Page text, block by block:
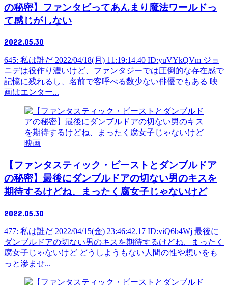
の秘密】ファンタビってあんまり魔法ワールドっ
て感じがしない
2022.05.30
645: 私は誰だ 2022/04/18(月) 11:19:14.40 ID:yuVYkQVm ジョ
ニデは役作り濃いけど、ファンタジーでは圧倒的な存在感で
記憶に残れるし、名前で客呼べる数少ない俳優でもある 映
画はエンター...
映画
【ファンタスティック・ビーストとダンブルドア
の秘密】最後にダンブルドアの切ない男のキスを
期待するけどね、まったく腐女子じゃないけど
2022.05.30
477: 私は誰だ 2022/04/15(金) 23:46:42.17 ID:viQ6b4Wj 最後に
ダンブルドアの切ない男のキスを期待するけどね、まったく
腐女子じゃないけど どうしようもない人間の性や想いをも
っと滲ませ...